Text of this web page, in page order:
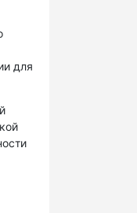
для